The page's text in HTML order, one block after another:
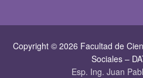
Copyright © 2026 Facultad de
Sociales –
Esp. Ing. Juan